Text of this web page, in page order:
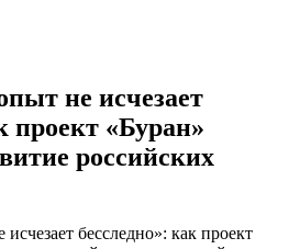
не исчезает
проект «Буран»
российских